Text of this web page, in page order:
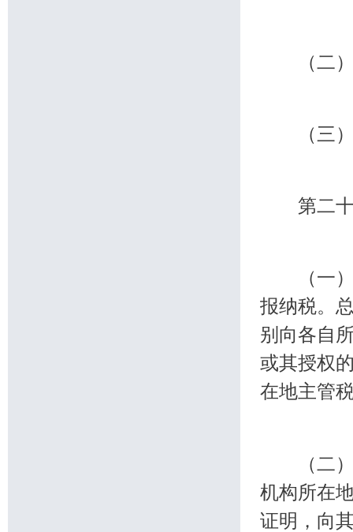
（二）
（三）
第二十
（一）
报纳税。
别向各自
或其授权
在地主管
（二）
机构所在
证明，向